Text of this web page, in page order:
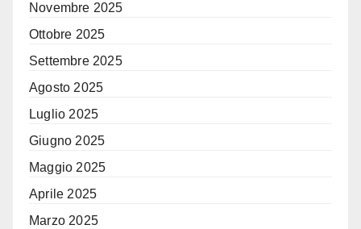
Novembre 2025
Ottobre 2025
Settembre 2025
Agosto 2025
Luglio 2025
Giugno 2025
Maggio 2025
Aprile 2025
Marzo 2025